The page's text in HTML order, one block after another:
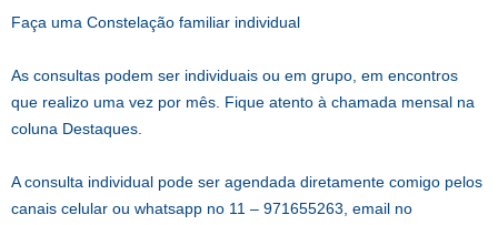
Faça uma Constelação familiar individual
As consultas podem ser individuais ou em grupo, em encontros
que realizo uma vez por mês. Fique atento à chamada mensal na
coluna Destaques.
A consulta individual pode ser agendada diretamente comigo pelos
canais celular ou whatsapp no 11 – 971655263, email no